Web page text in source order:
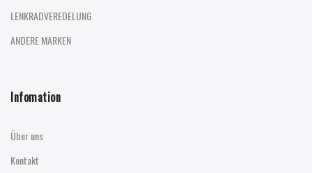
LENKRADVEREDELUNG
ANDERE MARKEN
Infomation
Über uns
Kontakt